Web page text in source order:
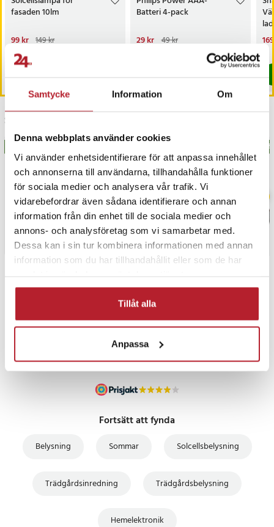
Samtycke Information Om
Denna webbplats använder cookies
Vi använder enhetsidentifierare för att anpassa innehållet
och annonserna till användarna, tillhandahålla funktioner
för sociala medier och analysera vår trafik. Vi
vidarebefordrar även sådana identifierare och annan
information från din enhet till de sociala medier och
annons- och analysföretag som vi samarbetar med.
Dessa kan i sin tur kombinera informationen med annan
information som du har tillhandahållit eller som de har
Tillåt alla
Anpassa
fasaden 10lm
Nuvarande pris:
99 kr 149 kr
Just nu har vi bara 2 kvar av denna produkt
Batteri 4-pack
Nuvarande pris:
49 kr
29 kr 49 kr
I lager, levereras inom 1-2 vardagar
Senast besökta
UTFÖRSÄLJNING
Fortsätt att fynda
Belysning Sommar Solcellsbelysning
Trädgårdsinredning Trädgårdsbelysning
Hemelektronik